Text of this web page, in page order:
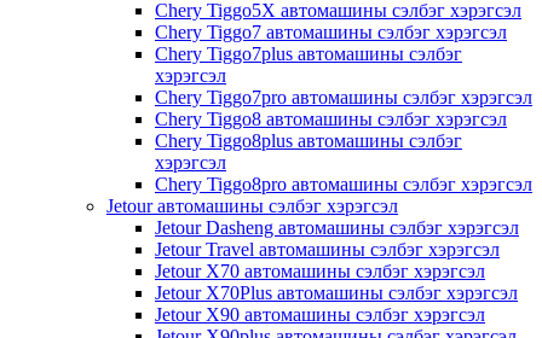
Chery Tiggo5X автомашины сэлбэг хэрэгсэл
Chery Tiggo7 автомашины сэлбэг хэрэгсэл
Chery Tiggo7plus автомашины сэлбэг
хэрэгсэл
Chery Tiggo7pro автомашины сэлбэг хэрэгсэл
Chery Tiggo8 автомашины сэлбэг хэрэгсэл
Chery Tiggo8plus автомашины сэлбэг
хэрэгсэл
Chery Tiggo8pro автомашины сэлбэг хэрэгсэл
Jetour автомашины сэлбэг хэрэгсэл
Jetour Dasheng автомашины сэлбэг хэрэгсэл
Jetour Travel автомашины сэлбэг хэрэгсэл
Jetour X70 автомашины сэлбэг хэрэгсэл
Jetour X70Plus автомашины сэлбэг хэрэгсэл
Jetour X90 автомашины сэлбэг хэрэгсэл